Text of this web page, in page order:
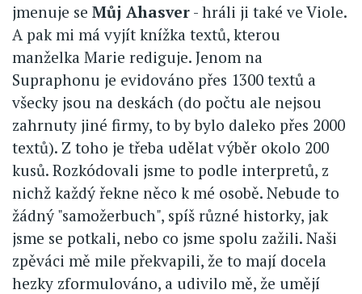
jmenuje se Můj Ahasver - hráli ji také ve Viole.
A pak mi má vyjít knížka textů, kterou
manželka Marie rediguje. Jenom na
Supraphonu je evidováno přes 1300 textů a
všecky jsou na deskách (do počtu ale nejsou
zahrnuty jiné firmy, to by bylo daleko přes 2000
textů). Z toho je třeba udělat výběr okolo 200
kusů. Rozkódovali jsme to podle interpretů, z
nichž každý řekne něco k mé osobě. Nebude to
žádný "samožerbuch", spíš různé historky, jak
jsme se potkali, nebo co jsme spolu zažili. Naši
zpěváci mě mile překvapili, že to mají docela
hezky zformulováno, a udivilo mě, že umějí